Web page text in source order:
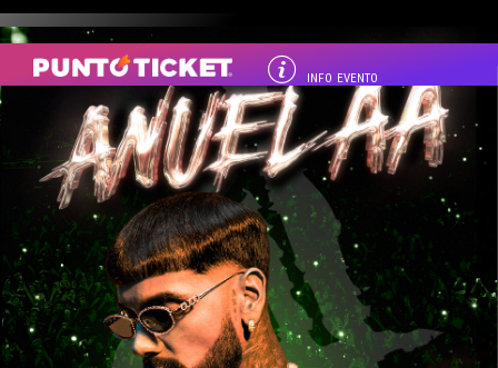
INFO EVENTO